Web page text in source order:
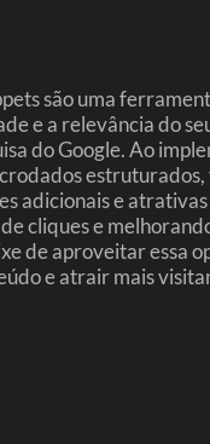
são uma
e a relevância do
do Google. Ao
estruturados,
adicionais e atrativas
cliques e
de aproveitar essa
e atrair mais